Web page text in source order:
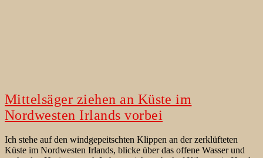
Mittelsäger ziehen an Küste im
Nordwesten Irlands vorbei
Ich stehe auf den windgepeitschten Klippen an der zerklüfteten
Küste im Nordwesten Irlands, blicke über das offene Wasser und